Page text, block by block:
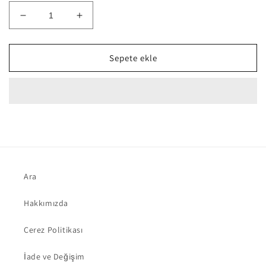
Battaniye
için
azaltın
Alice
Battaniye
için
artırın
Sepete ekle
Ara
Hakkımızda
Çerez Politikası
İade ve Değişim